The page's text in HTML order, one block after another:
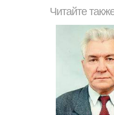
Читайте